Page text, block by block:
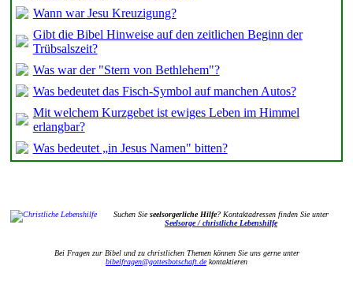
Wann war Jesu Kreuzigung?
Gibt die Bibel Hinweise auf den zeitlichen Beginn der
Trübsalszeit?
Was war der "Stern von Bethlehem"?
Was bedeutet das Fisch-Symbol auf manchen Autos?
Mit welchem Kurzgebet ist ewiges Leben im Himmel
erlangbar?
Was bedeutet „in Jesus Namen" bitten?
Suchen Sieseelsorgerliche Hilfe? Kontaktadressen finden Sie unter
Seelsorge / christliche Lebenshilfe
Bei Fragen zur Bibel und zu christlichen Themen können Sie uns gerne unter
bibelfragen@gottesbotschaft.dekontaktieren